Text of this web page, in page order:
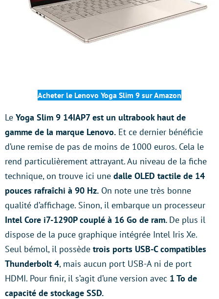
Acheter le Lenovo Yoga Slim 9 sur Amazon
Le Yoga Slim 9 14IAP7 est un ultrabook haut de
gamme de la marque Lenovo. Et ce dernier bénéficie
d’une remise de pas de moins de 1000 euros. Cela le
rend particulièrement attrayant. Au niveau de la fiche
technique, on trouve ici une dalle OLED tactile de 14
pouces rafraîchi à 90 Hz. On note une très bonne
qualité d’affichage. Sinon, il embarque un processeur
Intel Core i7-1290P couplé à 16 Go de ram. De plus il
dispose de la puce graphique intégrée Intel Iris Xe.
Seul bémol, il possède trois ports USB-C compatibles
Thunderbolt 4, mais aucun port USB-A ni de port
HDMI. Pour finir, il s’agit d’une version avec 1 To de
capacité de stockage SSD.